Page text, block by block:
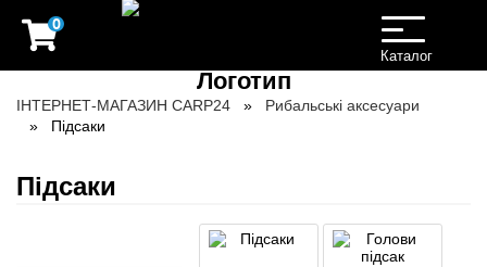
0
Toggle
navigation
Каталог
ІНТЕРНЕТ-МАГАЗИН CARP24
Рибальські аксесуари
Підсаки
Підсаки